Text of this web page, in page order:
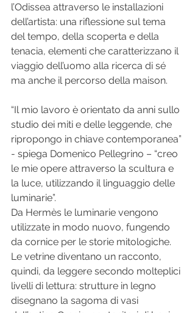
l’Odissea attraverso le installazioni
dell’artista: una riflessione sul tema
del tempo, della scoperta e della
tenacia, elementi che caratterizzano il
viaggio dell’uomo alla ricerca di sé
ma anche il percorso della maison.
“Il mio lavoro è orientato da anni sullo
studio dei miti e delle leggende, che
ripropongo in chiave contemporanea”
- spiega Domenico Pellegrino – “creo
le mie opere attraverso la scultura e
la luce, utilizzando il linguaggio delle
luminarie”.
Da Hermès le luminarie vengono
utilizzate in modo nuovo, fungendo
da cornice per le storie mitologiche.
Le vetrine diventano un racconto,
quindi, da leggere secondo molteplici
livelli di lettura: strutture in legno
disegnano la sagoma di vasi